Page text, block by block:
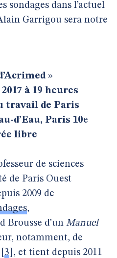
sondages dans l’actuel
Garrigou sera notre
»
à 19 heures
travail de Paris
d’Eau, Paris 10e
libre
de sciences
de Paris Ouest
2009 de
,
Brousse d’un Manuel
notamment, de
3 , et tient depuis 2011